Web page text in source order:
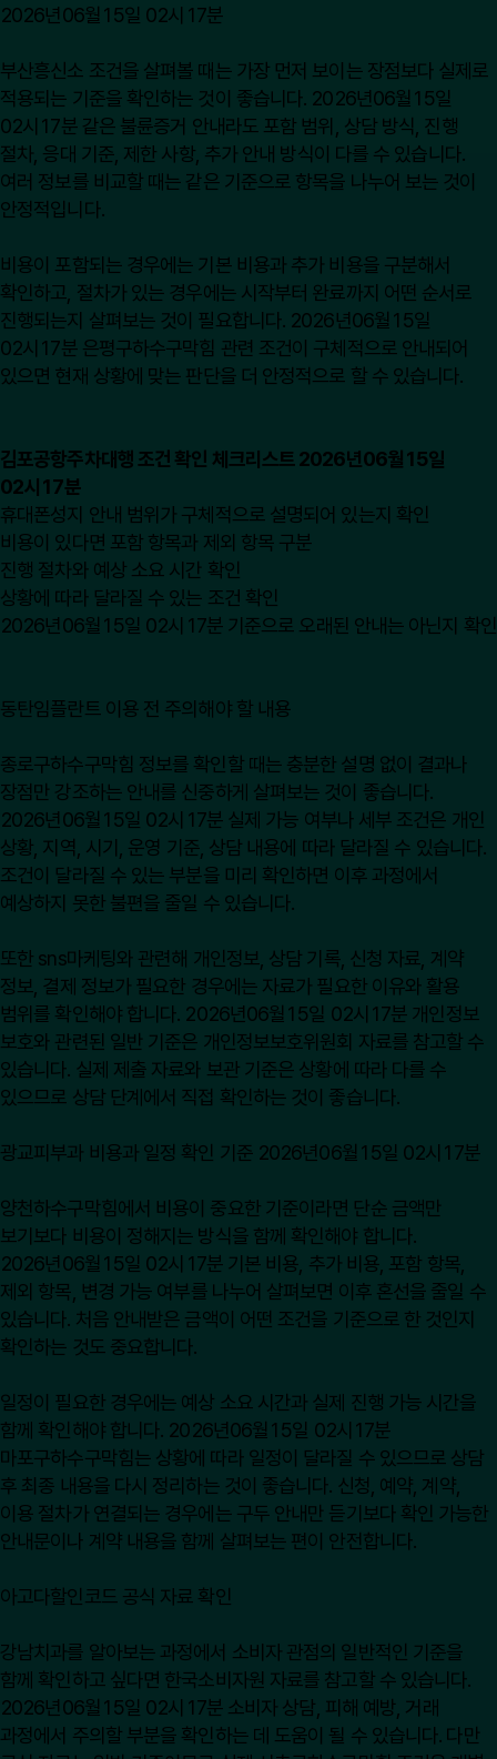
2026년06월15일 02시17분
부산흥신소 조건을 살펴볼 때는 가장 먼저 보이는 장점보다 실제로
적용되는 기준을 확인하는 것이 좋습니다. 2026년06월15일
02시17분 같은 불륜증거 안내라도 포함 범위, 상담 방식, 진행
절차, 응대 기준, 제한 사항, 추가 안내 방식이 다를 수 있습니다.
여러 정보를 비교할 때는 같은 기준으로 항목을 나누어 보는 것이
안정적입니다.
비용이 포함되는 경우에는 기본 비용과 추가 비용을 구분해서
확인하고, 절차가 있는 경우에는 시작부터 완료까지 어떤 순서로
진행되는지 살펴보는 것이 필요합니다. 2026년06월15일
02시17분 은평구하수구막힘 관련 조건이 구체적으로 안내되어
있으면 현재 상황에 맞는 판단을 더 안정적으로 할 수 있습니다.
김포공항주차대행 조건 확인 체크리스트 2026년06월15일
02시17분
휴대폰성지 안내 범위가 구체적으로 설명되어 있는지 확인
비용이 있다면 포함 항목과 제외 항목 구분
진행 절차와 예상 소요 시간 확인
상황에 따라 달라질 수 있는 조건 확인
2026년06월15일 02시17분 기준으로 오래된 안내는 아닌지 확인
동탄임플란트 이용 전 주의해야 할 내용
종로구하수구막힘 정보를 확인할 때는 충분한 설명 없이 결과나
장점만 강조하는 안내를 신중하게 살펴보는 것이 좋습니다.
2026년06월15일 02시17분 실제 가능 여부나 세부 조건은 개인
상황, 지역, 시기, 운영 기준, 상담 내용에 따라 달라질 수 있습니다.
조건이 달라질 수 있는 부분을 미리 확인하면 이후 과정에서
예상하지 못한 불편을 줄일 수 있습니다.
또한 sns마케팅와 관련해 개인정보, 상담 기록, 신청 자료, 계약
정보, 결제 정보가 필요한 경우에는 자료가 필요한 이유와 활용
범위를 확인해야 합니다. 2026년06월15일 02시17분 개인정보
보호와 관련된 일반 기준은 개인정보보호위원회 자료를 참고할 수
있습니다. 실제 제출 자료와 보관 기준은 상황에 따라 다를 수
있으므로 상담 단계에서 직접 확인하는 것이 좋습니다.
광교피부과 비용과 일정 확인 기준 2026년06월15일 02시17분
양천하수구막힘에서 비용이 중요한 기준이라면 단순 금액만
보기보다 비용이 정해지는 방식을 함께 확인해야 합니다.
2026년06월15일 02시17분 기본 비용, 추가 비용, 포함 항목,
제외 항목, 변경 가능 여부를 나누어 살펴보면 이후 혼선을 줄일 수
있습니다. 처음 안내받은 금액이 어떤 조건을 기준으로 한 것인지
확인하는 것도 중요합니다.
일정이 필요한 경우에는 예상 소요 시간과 실제 진행 가능 시간을
함께 확인해야 합니다. 2026년06월15일 02시17분
마포구하수구막힘는 상황에 따라 일정이 달라질 수 있으므로 상담
후 최종 내용을 다시 정리하는 것이 좋습니다. 신청, 예약, 계약,
이용 절차가 연결되는 경우에는 구두 안내만 듣기보다 확인 가능한
안내문이나 계약 내용을 함께 살펴보는 편이 안전합니다.
아고다할인코드 공식 자료 확인
강남치과를 알아보는 과정에서 소비자 관점의 일반적인 기준을
함께 확인하고 싶다면 한국소비자원 자료를 참고할 수 있습니다.
2026년06월15일 02시17분 소비자 상담, 피해 예방, 거래
과정에서 주의할 부분을 확인하는 데 도움이 될 수 있습니다. 다만